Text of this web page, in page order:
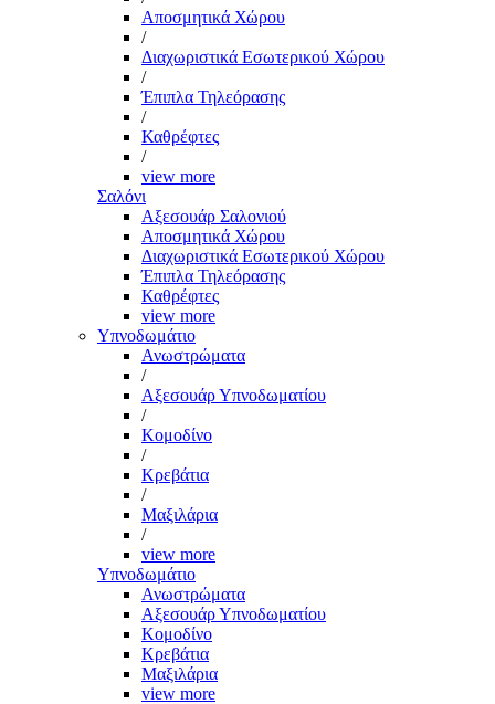
Αποσμητικά Χώρου
/
Διαχωριστικά Εσωτερικού Χώρου
/
Έπιπλα Τηλεόρασης
/
Καθρέφτες
/
view more
Σαλόνι
Αξεσουάρ Σαλονιού
Αποσμητικά Χώρου
Διαχωριστικά Εσωτερικού Χώρου
Έπιπλα Τηλεόρασης
Καθρέφτες
view more
Υπνοδωμάτιο
Ανωστρώματα
/
Αξεσουάρ Υπνοδωματίου
/
Κομοδίνο
/
Κρεβάτια
/
Μαξιλάρια
/
view more
Υπνοδωμάτιο
Ανωστρώματα
Αξεσουάρ Υπνοδωματίου
Κομοδίνο
Κρεβάτια
Μαξιλάρια
view more